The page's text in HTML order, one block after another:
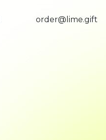
order@lime.gift